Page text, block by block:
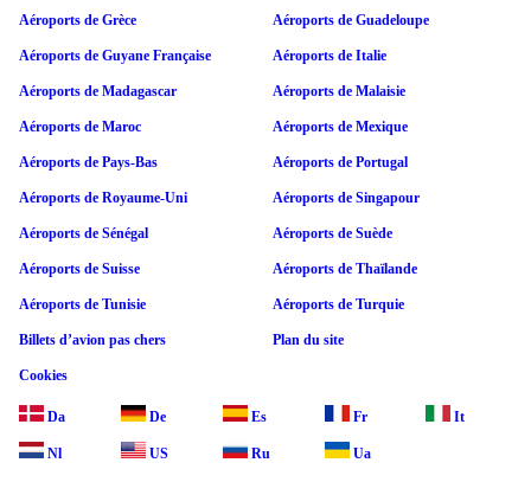
Aéroports de Grèce Aéroports de Guadeloupe
Aéroports de Guyane Française Aéroports de Italie
Aéroports de Madagascar Aéroports de Malaisie
Aéroports de Maroc Aéroports de Mexique
Aéroports de Pays-Bas Aéroports de Portugal
Aéroports de Royaume-Uni Aéroports de Singapour
Aéroports de Sénégal Aéroports de Suède
Aéroports de Suisse Aéroports de Thaïlande
Aéroports de Tunisie Aéroports de Turquie
Billets d’avion pas chers Plan du site
Cookies
Da De Es Fr It
Nl US Ru Ua